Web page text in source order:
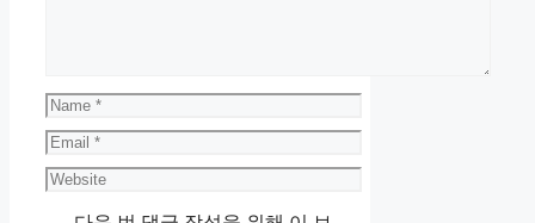
Name
Email
Website